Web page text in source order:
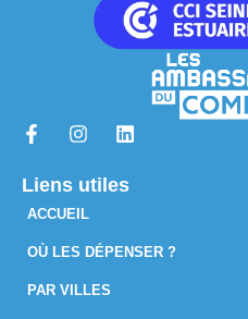
Liens utiles
ACCUEIL
OÙ LES DÉPENSER ?
PAR VILLES